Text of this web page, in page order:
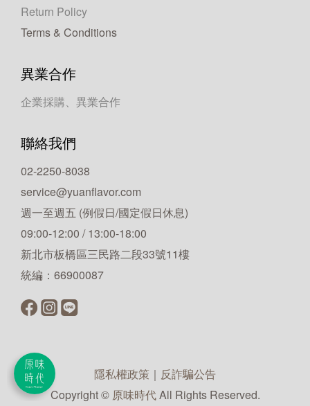
Return Policy
Terms & Conditions
異業合作
企業採購、異業合作
聯絡我們
02-2250-8038
service@yuanflavor.com
週一至週五 (例假日/國定假日休息)
09:00-12:00 / 13:00-18:00
新北市板橋區三民路二段33號11樓
統編：66900087
隱私權政策 ｜ 反詐騙公告
Copyright © 原味時代All Rights Reserved.